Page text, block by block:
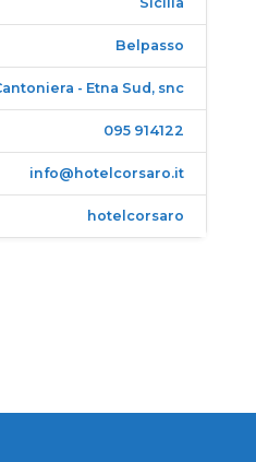
Belpasso
- Etna Sud, snc
095 914122
info@hotelcorsaro.it
hotelcorsaro